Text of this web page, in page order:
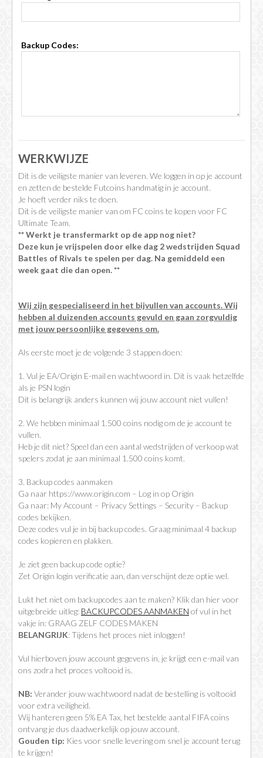
Backup Codes:
WERKWIJZE
Dit is de veiligste manier van leveren. We loggen in op je account
en zetten de bestelde Futcoins handmatig in je account.
Je hoeft verder niks te doen.
Dit is de veiligste manier van om FC coins te kopen voor FC
Ultimate Team.
** Werkt je transfermarkt op de app nog niet?
Deze kun je vrijspelen door elke dag 2 wedstrijden Squad
Battles of Rivals te spelen per dag. Na gemiddeld een
week gaat die dan open. **
Wij zijn gespecialiseerd in het bijvullen van accounts. Wij
hebben al duizenden accounts gevuld en gaan zorgvuldig
met jouw persoonlijke gegevens om.
Als eerste moet je de volgende 3 stappen doen:
1. Vul je EA/Origin E-mail en wachtwoord in. Dit is vaak hetzelfde
als je PSN login
Dit is belangrijk anders kunnen wij jouw account niet vullen!
2. We hebben minimaal 1.500 coins nodig om de je account te
vullen.
Heb je dit niet? Speel dan een aantal wedstrijden of verkoop wat
spelers zodat je aan minimaal 1.500 coins komt.
3. Backup codes aanmaken
Ga naar https://www.origin.com – Log in op Origin
Ga naar: My Account – Privacy Settings – Security – Backup
codes bekijken.
Deze codes vul je in bij backup codes. Graag minimaal 4 backup
codes kopieren en plakken.
Je ziet geen backup code optie?
Zet Origin login verificatie aan, dan verschijnt deze optie wel.
Lukt het niet om backupcodes aan te maken? Klik dan hier voor
uitgebreide uitleg: BACKUPCODES AANMAKEN of vul in het
vakje in: GRAAG ZELF CODES MAKEN
BELANGRIJK: Tijdens het proces niet inloggen!
Vul hierboven jouw account gegevens in, je krijgt een e-mail van
ons zodra het proces voltooid is.
NB: Verander jouw wachtwoord nadat de bestelling is voltooid
voor extra veiligheid.
Wij hanteren geen 5% EA Tax, het bestelde aantal FIFA coins
ontvang je dus daadwerkelijk op jouw account.
Gouden tip: Kies voor snelle levering om snel je account terug
te krijgen!